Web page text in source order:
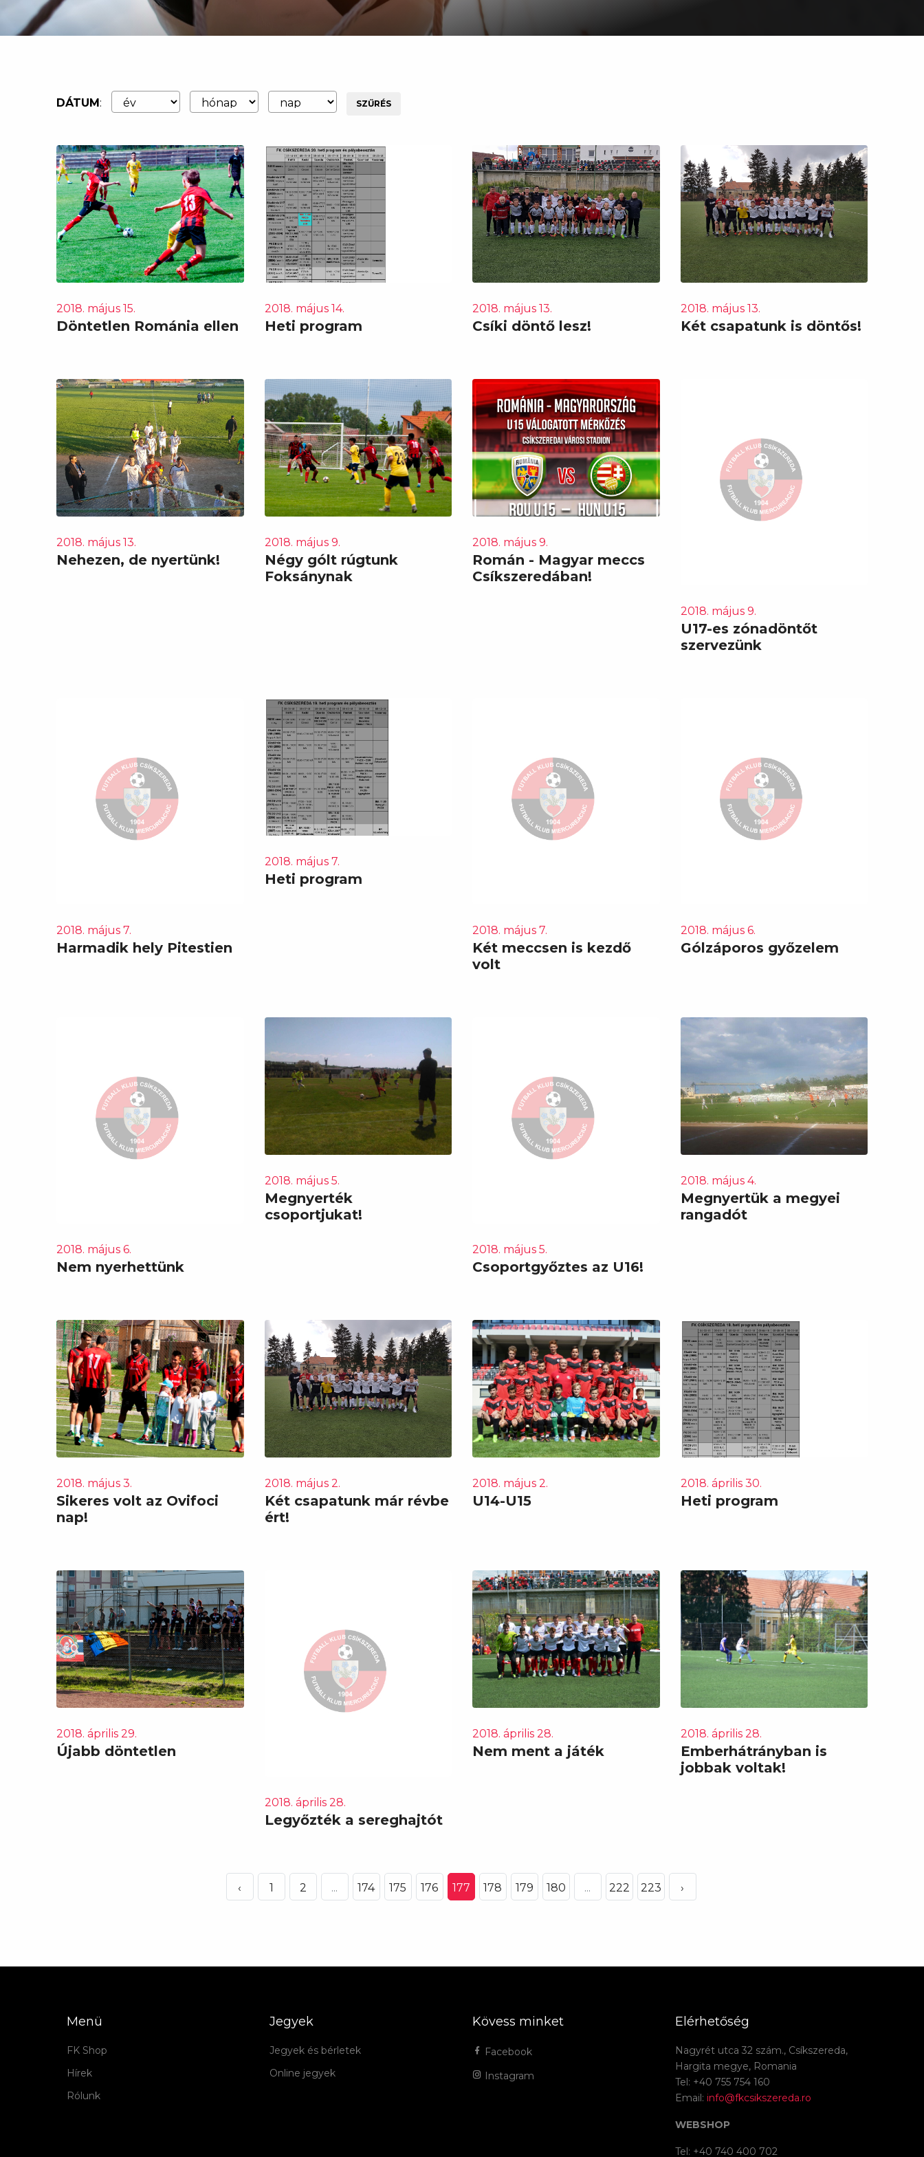
DÁTUM: SZŰRÉS
2018. május 15.
Döntetlen Románia ellen
2018. május 14.
Heti program
2018. május 13.
Csíki döntő lesz!
2018. május 13.
Két csapatunk is döntős!
2018. május 13.
Nehezen, de nyertünk!
2018. május 9.
Négy gólt rúgtunk
Foksánynak
2018. május 9.
Román - Magyar meccs
Csíkszeredában!
2018. május 9.
U17-es zónadöntőt
szervezünk
2018. május 7.
Harmadik hely Pitestien
2018. május 7.
Heti program
2018. május 7.
Két meccsen is kezdő
volt
2018. május 6.
Gólzáporos győzelem
2018. május 6.
Nem nyerhettünk
2018. május 5.
Megnyerték
csoportjukat!
2018. május 5.
Csoportgyőztes az U16!
2018. május 4.
Megnyertük a megyei
rangadót
2018. május 3.
Sikeres volt az Ovifoci
nap!
2018. május 2.
Két csapatunk már révbe
ért!
2018. május 2.
U14-U15
2018. április 30.
Heti program
2018. április 29.
Újabb döntetlen
2018. április 28.
Legyőzték a sereghajtót
2018. április 28.
Nem ment a játék
2018. április 28.
Emberhátrányban is
jobbak voltak!
‹ 1 2 ... 174 175 176 177 178 179 180 ... 222 223 ›
Menü
FK Shop
Hírek
Rólunk
Jegyek
Jegyek és bérletek
Online jegyek
Kövess minket
Facebook
Instagram
Elérhetőség
Nagyrét utca 32 szám., Csíkszereda,
Hargita megye, Romania
Tel: +40 755 754 160
Email: info@fkcsikszereda.ro
WEBSHOP
Tel: +40 740 400 702